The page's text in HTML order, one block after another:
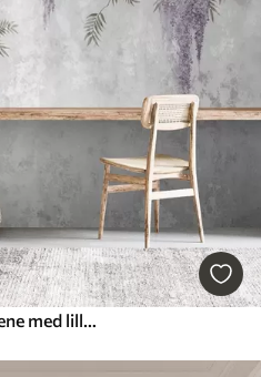
Hængende trendy grunge-grene med lilla blomster